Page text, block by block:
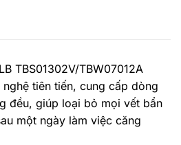
TBS01302V/TBW07012A
tiên tiến, cung cấp dòng
đều, giúp loại bỏ mọi vết bẩn
một ngày làm việc căng